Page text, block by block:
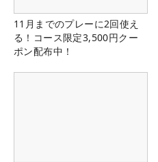
11月までのプレーに2回使え
る！コース限定3,500円クー
ポン配布中！